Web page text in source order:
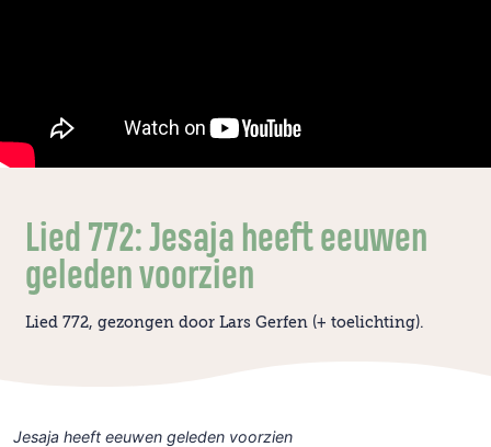
Lied 772: Jesaja heeft eeuwen
geleden voorzien
Lied 772, gezongen door Lars Gerfen (+ toelichting).
Jesaja heeft eeuwen geleden voorzien